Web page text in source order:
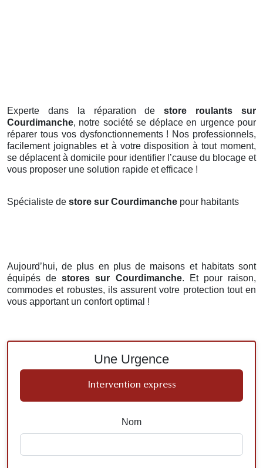
Experte dans la réparation destore roulants sur
Courdimanche, notre société se déplace en urgence pour
réparer tous vos dysfonctionnements ! Nos professionnels,
facilement joignables et à votre disposition à tout moment,
se déplacent à domicile pour identifier l’cause du blocage et
vous proposer une solution rapide et efficace !
Spécialiste de store sur Courdimanche pour habitants
Aujourd’hui, de plus en plus de maisons et habitats sont
équipés destores sur Courdimanche. Et pour raison,
commodes et robustes, ils assurent votre protection tout en
vous apportant un confort optimal !
Une Urgence
Intervention express
Nom